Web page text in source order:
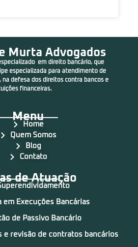
Murta Advogados
em direito bancário, que
especializada para atendimento de
na defesa dos direitos contra bancos e
financeiras.
Menu
Home
Quem Somos
Blog
Contato
de Atuação
em Execuções Bancárias
de Passivo Bancário
e revisão de contratos bancários